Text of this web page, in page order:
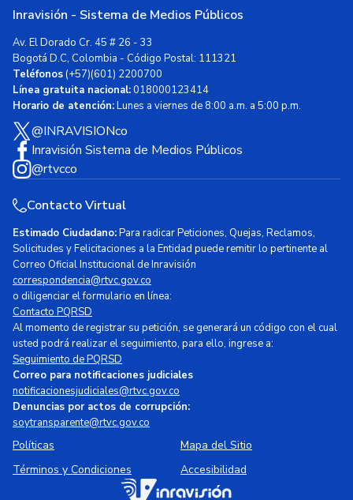
Inravisión - Sistema de Medios Públicos
Av. El Dorado Cr. 45 # 26 - 33
Bogotá D.C, Colombia - Código Postal: 111321
Teléfonos(+57)(601) 2200700
Línea gratuita nacional:018000123414
Horario de atención:Lunes a viernes de 8:00 a.m. a 5:00 p.m.
@INRAVISIONco
Inravisión Sistema de Medios Públicos
@rtvcco
Contacto Virtual
Estimado Ciudadano:Para radicar Peticiones, Quejas, Reclamos,
Solicitudes y Felicitaciones a la Entidad puede remitir lo pertinente al
Correo Oficial Institucional de Inravisión
correspondencia@rtvc.gov.co
o diligenciar el formulario en línea:
Contacto PQRSD
Al momento de registrar su petición, se generará un código con el cual
usted podrá realizar el seguimiento, para ello, ingrese a:
Seguimiento de PQRSD
Correo para notificaciones judiciales
notificacionesjudiciales@rtvc.gov.co
Denuncias por actos de corrupción:
soytransparente@rtvc.gov.co
Políticas
Mapa del Sitio
Términos y Condiciones
Accesibilidad